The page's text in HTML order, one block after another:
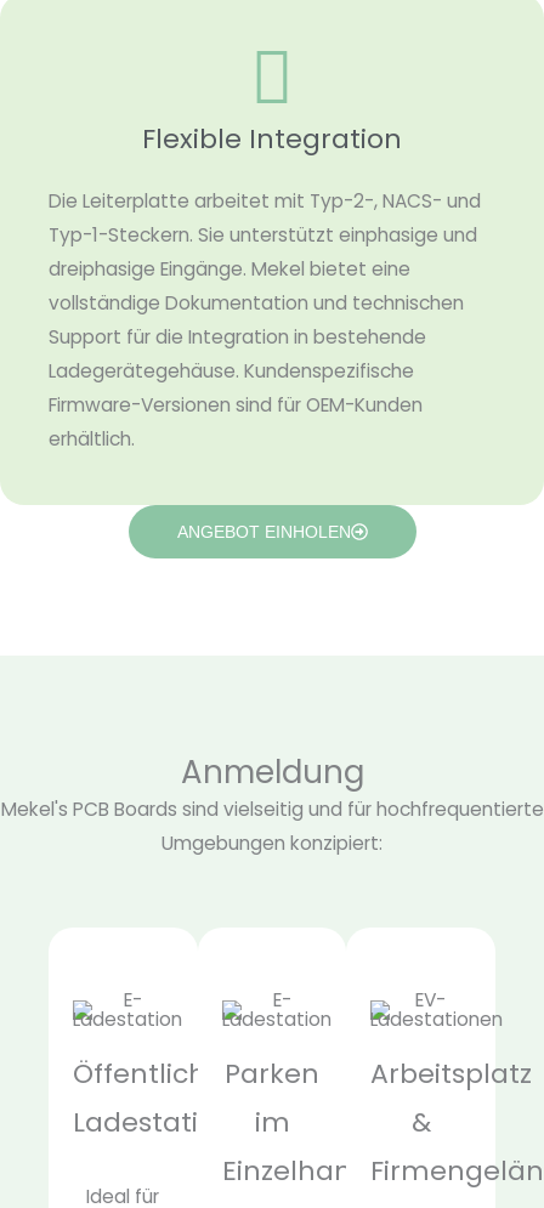
Flexible Integration
Die Leiterplatte arbeitet mit Typ-2-, NACS- und
Typ-1-Steckern. Sie unterstützt einphasige und
dreiphasige Eingänge. Mekel bietet eine
vollständige Dokumentation und technischen
Support für die Integration in bestehende
Ladegerätegehäuse. Kundenspezifische
Firmware-Versionen sind für OEM-Kunden
erhältlich.
ANGEBOT EINHOLEN
Anmeldung
Mekel's PCB Boards sind vielseitig und für hochfrequentierte
Umgebungen konzipiert:
Öffentliche
Ladestationen
Ideal für
Parken
im
Einzelhandel
Arbeitsplatz
&